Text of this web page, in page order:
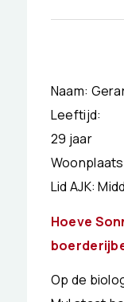
Naam:
Leeftijd:
29 jaar
Lid AJK:
Hoeve
Op de